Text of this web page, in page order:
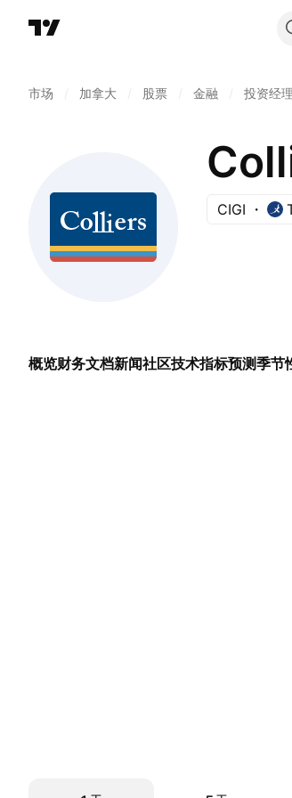
市场 加拿大 股票 金融 投资经理
CIGI
概览财务文档新闻社区技术指标预测季节